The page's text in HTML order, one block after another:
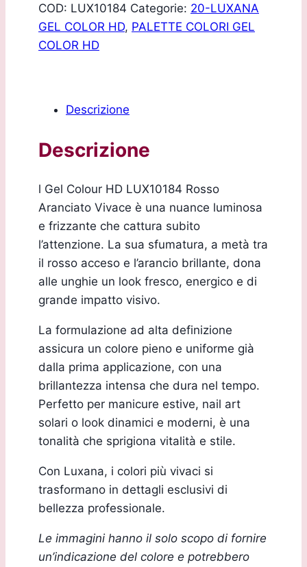
COD: LUX10184 Categorie: 20-LUXANA
GEL COLOR HD, PALETTE COLORI GEL
COLOR HD
Descrizione
Descrizione
l Gel Colour HD LUX10184 Rosso
Aranciato Vivace è una nuance luminosa
e frizzante che cattura subito
l’attenzione. La sua sfumatura, a metà tra
il rosso acceso e l’arancio brillante, dona
alle unghie un look fresco, energico e di
grande impatto visivo.
La formulazione ad alta definizione
assicura un colore pieno e uniforme già
dalla prima applicazione, con una
brillantezza intensa che dura nel tempo.
Perfetto per manicure estive, nail art
solari o look dinamici e moderni, è una
tonalità che sprigiona vitalità e stile.
Con Luxana, i colori più vivaci si
trasformano in dettagli esclusivi di
bellezza professionale.
Le immagini hanno il solo scopo di fornire
un’indicazione del colore e potrebbero